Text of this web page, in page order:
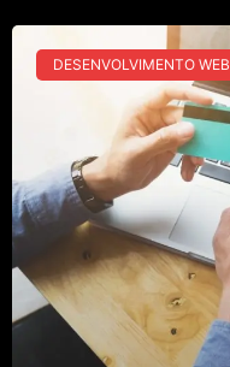
DESENVOLVIMENTO WEB